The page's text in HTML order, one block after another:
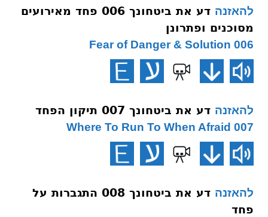
להאזנה
דע את ביטחונך 006 פחד מאירועים
מסוכנים ופתרונן
006 Fear of Danger & Solution
להאזנה דע את ביטחונך 007 תיקון הפחד
007 Where To Run To When Afraid
להאזנה
דע את ביטחונך 008 התגברות על
פחד